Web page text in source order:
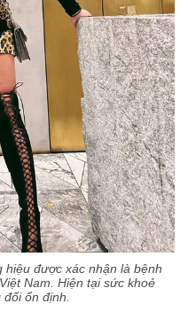
hiệu được xác nhận là bệnh
Nam. Hiện tại sức khoẻ
ổn định.